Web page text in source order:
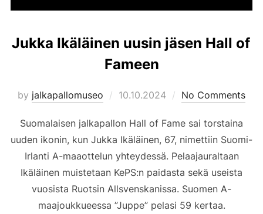
Jukka Ikäläinen uusin jäsen Hall of
Fameen
by jalkapallomuseo
Posted
10.10.2024 No Comments
Suomalaisen jalkapallon Hall of Fame sai torstaina
uuden ikonin, kun Jukka Ikäläinen, 67, nimettiin Suomi-
Irlanti A-maaottelun yhteydessä. Pelaajauraltaan
Ikäläinen muistetaan KePS:n paidasta sekä useista
vuosista Ruotsin Allsvenskanissa. Suomen A-
maajoukkueessa ”Juppe” pelasi 59 kertaa.